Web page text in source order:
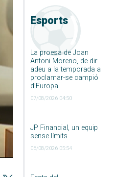
Esports
La proesa de Joan
Antoni Moreno, de dir
adeu a la temporada a
proclamar-se campió
d’Europa
07/08/2026 04:50
JP Financial, un equip
sense límits
06/08/2026 05:54